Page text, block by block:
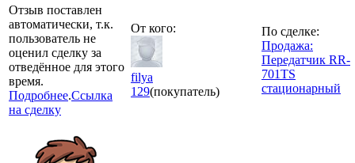
Отзыв поставлен
автоматически, т.к.
пользователь не
оценил сделку за
отведённое для этого
время.
Подробнее.Ссылка
на сделку
От кого:
filya
129(покупатель)
По сделке:
Продажа:
Передатчик RR-
701TS
стационарный